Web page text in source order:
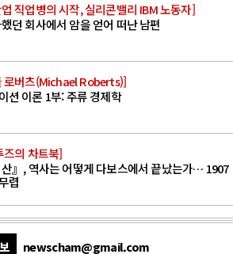
직업병의 시작, 실리콘밸리 IBM 노동자]
던 회사에서 암을 얻어 떠난 남편
로버츠(Michael Roberts)]
션 이론 1부: 주류 경제학
즈의 차트북]
산』, 역사는 어떻게 다보스에서 끝났는가… 1907
렵
newscham@gmail.com